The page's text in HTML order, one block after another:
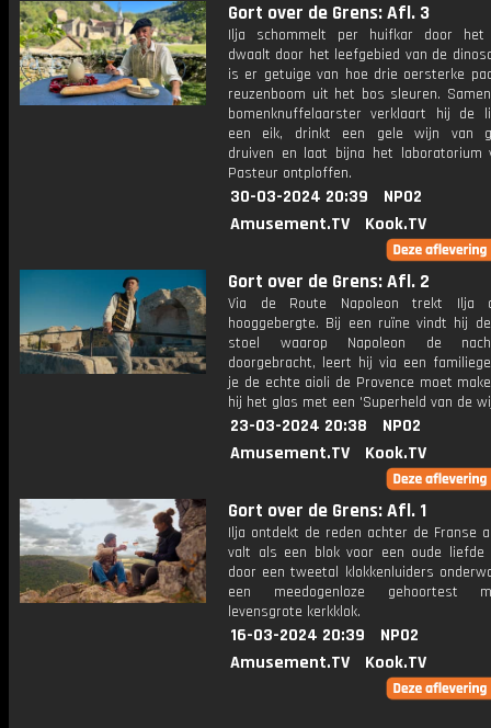
Gort over de Grens: Afl. 3
Ilja schommelt per huifkar door het
dwaalt door het leefgebied van de
is er getuige van hoe drie oersterke
reuzenboom uit het bos sleuren.
bomenknuffelaarster verklaart hij de
een eik, drinkt een gele wijn van
druiven en laat bijna het laboratorium
Pasteur ontploffen.
30-03-2024 20:39
NPO2
Amusement.TV
Kook.TV
Gort over de Grens: Afl. 2
Via de Route Napoleon trekt Ilja
hooggebergte. Bij een ruïne vindt hij
stoel waarop Napoleon de
doorgebracht, leert hij via een
je de echte aioli de Provence moet
hij het glas met een 'Superheld van de
23-03-2024 20:38
NPO2
Amusement.TV
Kook.TV
Gort over de Grens: Afl. 1
Ilja ontdekt de reden achter de Franse
valt als een blok voor een oude
door een tweetal klokkenluiders
een meedogenloze gehoortest
levensgrote kerkklok.
16-03-2024 20:39
NPO2
Amusement.TV
Kook.TV